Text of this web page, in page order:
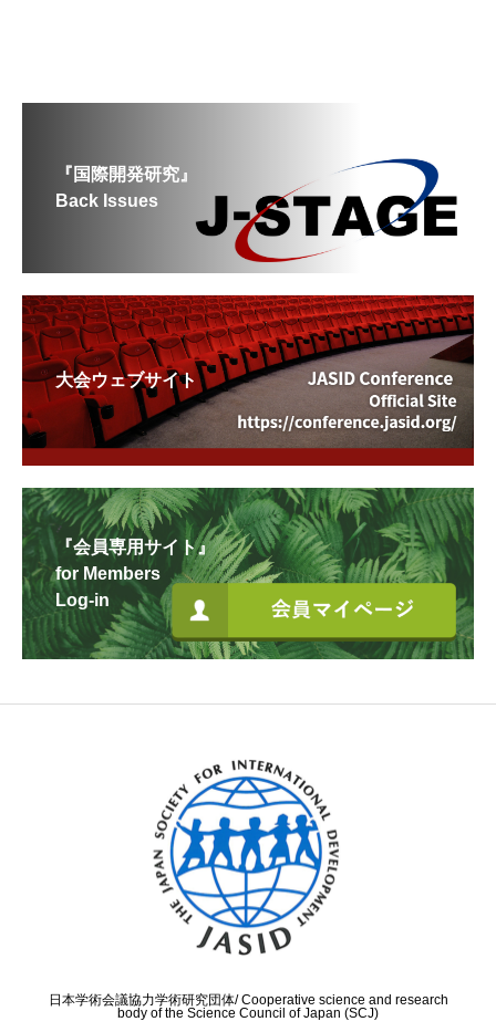
『国際開発研究』
Back Issues
大会ウェブサイト
『会員専用サイト』
for Members
Log-in
日本学術会議協力学術研究団体/ Cooperative science and research
body of the Science Council of Japan (SCJ)